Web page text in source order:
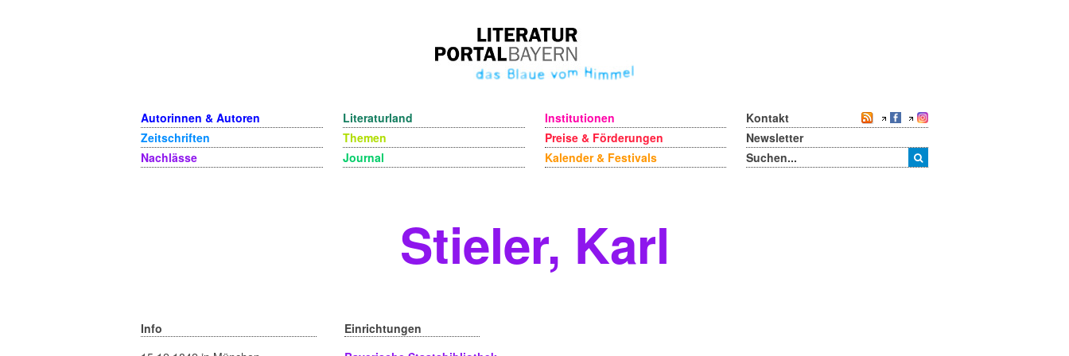
Autorinnen & Autoren
Zeitschriften
Nachlässe
Literaturland
Themen
Journal
Institutionen
Preise & Förderungen
Kalender & Festivals
Kontakt
Newsletter
Stieler, Karl
Info
Einrichtungen